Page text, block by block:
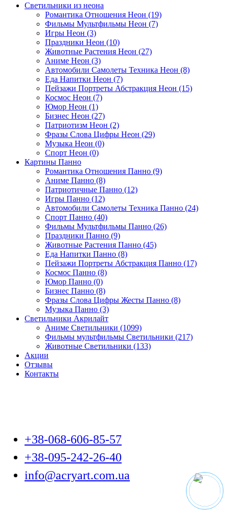
Светильники из неона
Романтика Отношения Неон (19)
Фильмы Мультфильмы Неон (7)
Игры Неон (3)
Праздники Неон (10)
Животные Растения Неон (27)
Аниме Неон (3)
Автомобили Самолеты Техника Неон (8)
Еда Напитки Неон (7)
Пейзажи Портреты Абстракция Неон (15)
Космос Неон (7)
Юмор Неон (1)
Бизнес Неон (27)
Патриотизм Неон (2)
Фразы Слова Цифры Неон (29)
Музыка Неон (0)
Спорт Неон (0)
Картины Панно
Романтика Отношения Панно (9)
Аниме Панно (8)
Патриотичные Панно (12)
Игры Панно (12)
Автомобили Самолеты Техника Панно (24)
Спорт Панно (40)
Фильмы Мультфильмы Панно (26)
Праздники Панно (9)
Животные Растения Панно (45)
Еда Напитки Панно (8)
Пейзажи Портреты Абстракция Панно (17)
Космос Панно (8)
Юмор Панно (0)
Бизнес Панно (8)
Фразы Слова Цифры Жесты Панно (8)
Музыка Панно (3)
Светильники Акрилайт
Аниме Светильники (1099)
Фильмы мультфильмы Светильники (217)
Животные Светильники (133)
Акции
Отзывы
Контакты
+38-068-606-85-57
+38-095-242-26-40
info@acryart.com.ua